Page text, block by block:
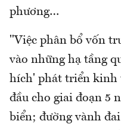
phương…
"Việc phân bổ vốn
vào những hạ tầng
hích' phát triển kinh
đầu cho giai đoạn 5
biển; đường vành